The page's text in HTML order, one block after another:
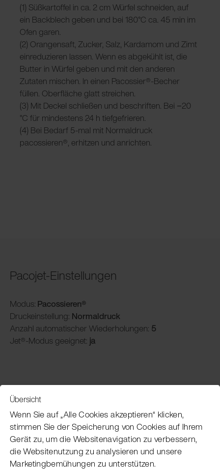
(1) Süßkartoffel in ca. 2 cm Würfel schneiden, auf
ein Backblech geben und bei 180°C ca. 45 min im
Ofen garen.
(2) Orangensaft, Zucker, Salz, Kardamom und Zimt
einreduzieren lassen. Wenn es abgekühlt ist, die
Butter in Würfel geben und mit den anderen
Zutaten mischen. In einen Pacossier®-Becher
füllen. Oberfläche glatt streichen.
(3) Mit Deckel schließen und beschriften. Bei −20
°C für mindestens 24 h tiefgefrieren.
(4) Bei Bedarf 5-mal mit Normaldruck
pacossieren®, erhitzen und anrichten.
Pacojet-Einstellungen
Modus: Pacossieren®
Druckeinstellung: Normaldruck
Anzahl automatischer Wiederholungen: 5
Jet®-Modus geeignet: ja
Pacojet Newsletter
Möchten Sie regelmäßig über Neuigkeiten,
Übersicht
Wenn Sie auf „Alle Cookies akzeptieren“ klicken,
stimmen Sie der Speicherung von Cookies auf Ihrem
Gerät zu, um die Websitenavigation zu verbessern,
die Websitenutzung zu analysieren und unsere
Marketingbemühungen zu unterstützen.